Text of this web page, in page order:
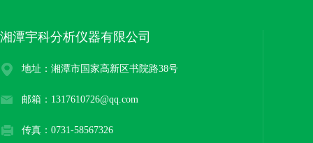
湘潭宇科分析仪器有限公司
地址：湘潭市国家高新区书院路38号
邮箱：1317610726@qq.com
传真：0731-58567326